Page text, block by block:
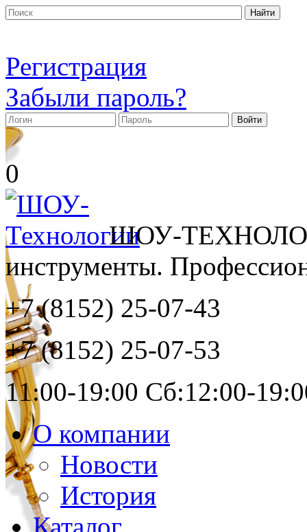
Регистрация
Забыли пароль?
0
ШОУ-
инструменты.
+7 (8152) 25-07-43
+7 (8152) 25-07-53
11:00-19:00 Сб:12:00-
О компании
Новости
История